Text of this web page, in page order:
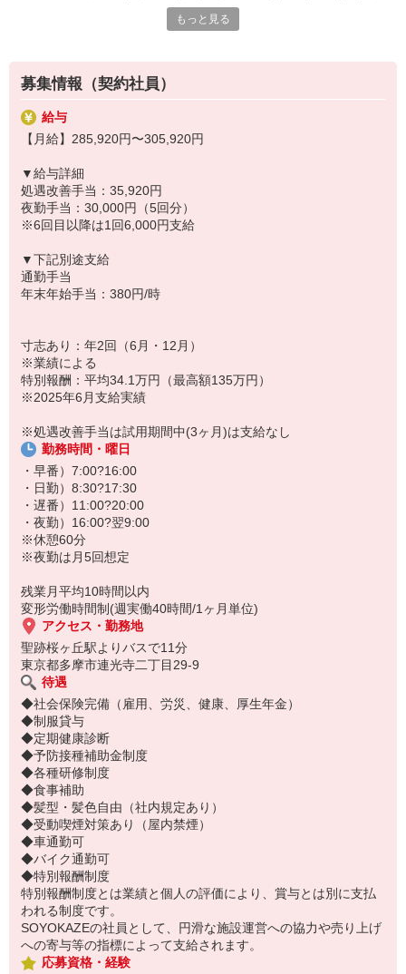
ど幅広い業務を担当。チームで協力しながら、お客様の笑顔をつく
◆リフレッシュ休暇あり
有給休暇とは別に年間17日間のリフレッシュ休暇を支給。プライベ
ートの時間もしっかり確保しながら働ける環境が整っています。平
日の取得もしやすく趣味や家族との時間、旅行など自分のための時
間を大切にできます。心身ともにリフレッシュすることで、より良
◆充実した研修制度
現場経験の有無を問わず、全スタッフが成長できるよう多彩な研修
制度を用意。OJT研修から始まり、入社時研修、サービス別研修、
未経験の方も着実に知識と技術が身につき、自信を持って活躍でき
る環境です。
もっと見る
募集情報（契約社員）
給与
【月給】285,920円〜305,920円
▼給与詳細
処遇改善手当：35,920円
夜勤手当：30,000円（5回分）
※6回目以降は1回6,000円支給
▼下記別途支給
通勤手当
年末年始手当：380円/時
寸志あり：年2回（6月・12月）
※業績による
特別報酬：平均34.1万円（最高額135万円）
※2025年6月支給実績
※処遇改善手当は試用期間中(3ヶ月)は支給なし
勤務時間・曜日
・早番）7:00?16:00
・日勤）8:30?17:30
・遅番）11:00?20:00
・夜勤）16:00?翌9:00
※休憩60分
※夜勤は月5回想定
残業月平均10時間以内
変形労働時間制(週実働40時間/1ヶ月単位)
アクセス・勤務地
聖跡桜ヶ丘駅よりバスで11分
東京都多摩市連光寺二丁目29-9
待遇
◆社会保険完備（雇用、労災、健康、厚生年金）
◆制服貸与
◆定期健康診断
◆予防接種補助金制度
◆各種研修制度
◆食事補助
◆髪型・髪色自由（社内規定あり）
◆受動喫煙対策あり（屋内禁煙）
◆車通勤可
◆バイク通勤可
◆特別報酬制度
特別報酬制度とは業績と個人の評価により、賞与とは別に支払
われる制度です。
SOYOKAZEの社員として、円滑な施設運営への協力や売り上げ
への寄与等の指標によって支給されます。
応募資格・経験